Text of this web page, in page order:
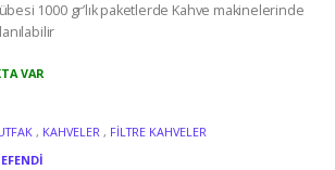
1000 gr’lık paketlerde Kahve makinelerinde
VAR
, KAHVELER , FILTRE KAHVELER